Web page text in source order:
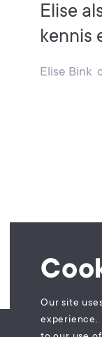
Elise
kennis
Elise Bink
Our site
experience.